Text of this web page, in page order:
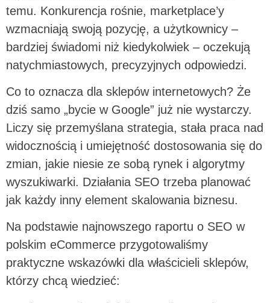
temu. Konkurencja rośnie, marketplace’y
wzmacniają swoją pozycję, a użytkownicy –
bardziej świadomi niż kiedykolwiek – oczekują
natychmiastowych, precyzyjnych odpowiedzi.
Co to oznacza dla sklepów internetowych? Że
dziś samo „bycie w Google” już nie wystarczy.
Liczy się przemyślana strategia, stała praca nad
widocznością i umiejętność dostosowania się do
zmian, jakie niesie ze sobą rynek i algorytmy
wyszukiwarki. Działania SEO trzeba planować
jak każdy inny element skalowania biznesu.
Na podstawie najnowszego raportu o SEO w
polskim eCommerce przygotowaliśmy
praktyczne wskazówki dla właścicieli sklepów,
którzy chcą wiedzieć: